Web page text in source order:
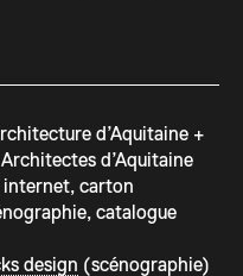
d’Aquitaine +
d’Aquitaine
internet, carton
catalogue
design (scénographie)